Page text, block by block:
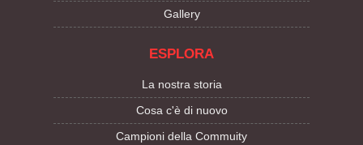
Gallery
ESPLORA
La nostra storia
Cosa c'è di nuovo
Campioni della Commuity